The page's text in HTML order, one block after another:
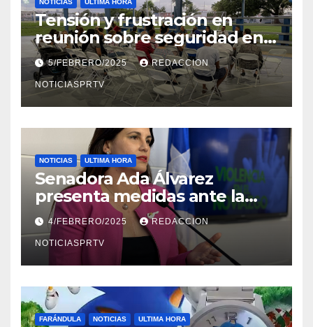
NOTICIAS ULTIMA HORA
Tensión y frustración en
reunión sobre seguridad en
Reparto Metropolitano
5/FEBRERO/2025 REDACCION
NOTICIASPRTV
NOTICIAS ULTIMA HORA
Senadora Ada Álvarez
presenta medidas ante la
violencia en el noviazgo
4/FEBRERO/2025 REDACCION
NOTICIASPRTV
FARÁNDULA NOTICIAS ULTIMA HORA